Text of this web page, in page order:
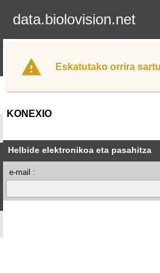
data.biolovision.net
Eskatutako orrira
KONEXIO
Helbide elektronikoa eta pasahitza
e-mail :